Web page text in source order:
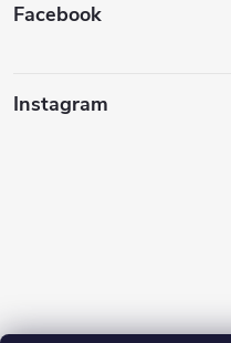
Facebook
Instagram